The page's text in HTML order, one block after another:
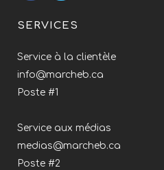
SERVICES
Service à la clientèle
info@marcheb.ca
Poste #1
Service aux médias
medias@marcheb.ca
Poste #2